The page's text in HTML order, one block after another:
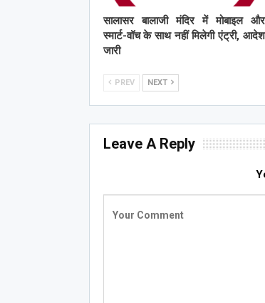
सालासर बालाजी मंदिर में मोबाइल और
स्मार्ट-वॉच के साथ नहीं मिलेगी एंट्री, आदेश
जारी
PREV NEXT
Leave A Reply